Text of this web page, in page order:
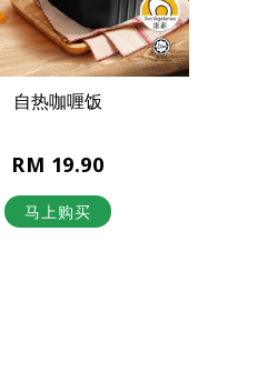
自热咖喱饭
RM 19.90
马上购买